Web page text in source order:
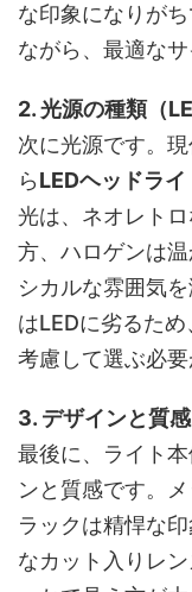
な印象になりが
ながら、最適なサ
2. 光源の種類（
次に光源です。
らLEDヘッドライ
光は、ネオレト
方、ハロゲンは
シカルな雰囲気
はLEDに劣るた
考慮して選ぶ必要
3. デザインと質感
最後に、ライト
ンと質感です。
ラックは精悍な
なカット入りレ